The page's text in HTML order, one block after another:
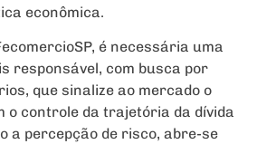
econômica.
é necessária uma
responsável, com busca por
que sinalize ao mercado o
o controle da trajetória da dívida
a percepção de risco, abre-se